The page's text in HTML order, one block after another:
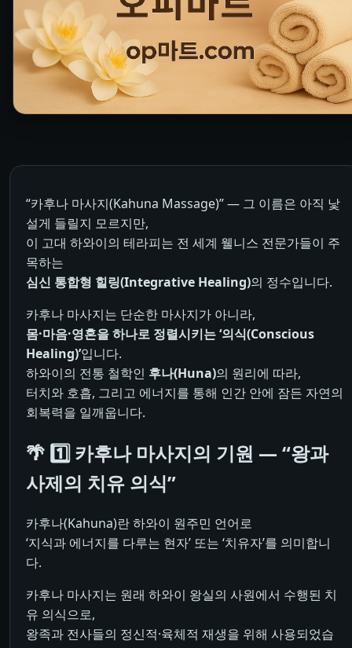
“카후나 마사지(Kahuna Massage)” — 그 이름은 아직 낯
설게 들릴지 모르지만,
이 고대 하와이의 테라피는 전 세계 웰니스 전문가들이 주
목하는
심신 통합형 힐링(Integrative Healing)의 정수입니다.
카후나 마사지는 단순한 마사지가 아니라,
몸·마음·영혼을 하나로 정렬시키는 ‘의식(Conscious
Healing)’입니다.
하와이의 전통 철학인 후나(Huna)의 원리에 따라,
터치와 호흡, 그리고 에너지를 통해 인간 안에 잠든 자연의
회복력을 일깨웁니다.
🌴 1️⃣ 카후나 마사지의 기원 — “왕과
사제의 치유 의식”
카후나(Kahuna)란 하와이 원주민 언어로
‘지식과 에너지를 다루는 현자’ 또는 ‘치유자’를 의미합니
다.
카후나 마사지는 원래 하와이 왕실의 사원에서 수행된 치
유 의식으로,
왕족과 전사들의 정신적·육체적 재생을 위해 사용되었습